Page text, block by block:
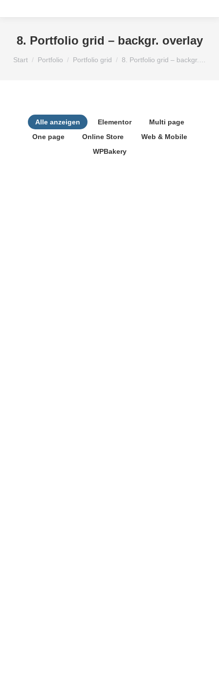
8. Portfolio grid – backgr. overlay
Sie befinden sich hier:
Start Portfolio Portfolio grid 8. Portfolio grid – backgr.…
Alle anzeigen Elementor
Multi page
One page
Online Store
Web & Mobile
WPBakery